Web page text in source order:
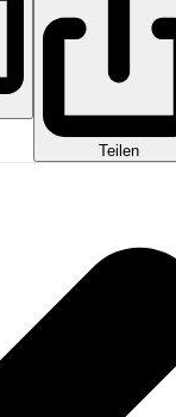
Teilen